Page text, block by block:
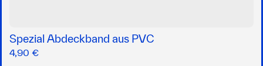
Spezial Abdeckband aus PVC
4,90 €